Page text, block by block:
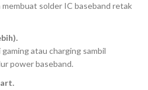
solder IC baseband retak
atau charging sambil
power baseband.